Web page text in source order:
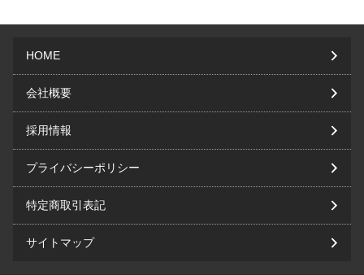
HOME
会社概要
採用情報
プライバシーポリシー
特定商取引表記
サイトマップ